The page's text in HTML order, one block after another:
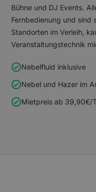
Bühne und DJ Events.
Fernbedienung und sind
Standorten im Verleih,
Veranstaltungstechnik
Nebelfluid inklusive
Nebel und Hazer im
Mietpreis ab 39,90€/